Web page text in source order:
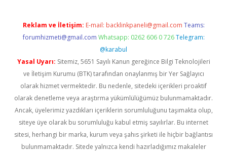
Reklam ve İletişim: E-mail: backlinkpaneli@gmail.com Teams:
forumhizmeti@gmail.com Whatsapp: 0262 606 0 726 Telegram:
@karabul
Yasal Uyarı: Sitemiz, 5651 Sayılı Kanun gereğince Bilgi Teknolojileri
ve İletişim Kurumu (BTK) tarafından onaylanmış bir Yer Sağlayıcı
olarak hizmet vermektedir. Bu nedenle, sitedeki içerikleri proaktif
olarak denetleme veya araştırma yükümlülüğümüz bulunmamaktadır.
Ancak, üyelerimiz yazdıkları içeriklerin sorumluluğunu taşımakta olup,
siteye üye olarak bu sorumluluğu kabul etmiş sayılırlar. Bu internet
sitesi, herhangi bir marka, kurum veya şahıs şirketi ile hiçbir bağlantısı
bulunmamaktadır. Sitede yalnızca kendi hazırladığımız makaleler